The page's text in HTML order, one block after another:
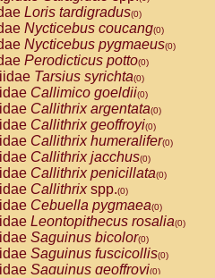
Loris tardigradus(0)
Nycticebus coucang(0)
Nycticebus pygmaeus(0)
Perodicticus potto(0)
Tarsius syrichta(0)
Callimico goeldii(0)
Callithrix argentata(0)
Callithrix geoffroyi(0)
Callithrix humeralifer(0)
Callithrix jacchus(0)
Callithrix penicillata(0)
Callithrixspp.(0)
Cebuella pygmaea(0)
Leontopithecus rosalia(0)
Saguinus bicolor(0)
Saguinus fuscicollis(0)
Saguinus geoffroyi(0)